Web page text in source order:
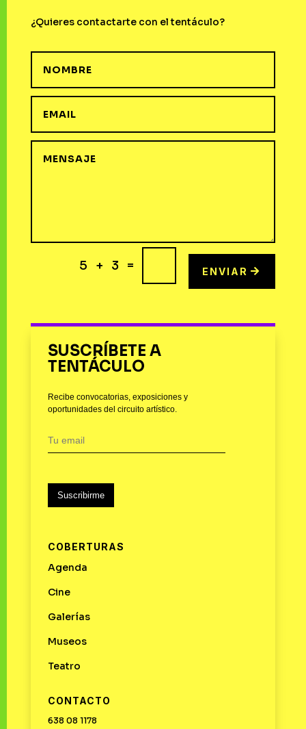
¿Quieres contactarte con el tentáculo?
5 + 3 = ENVIAR
SUSCRÍBETE A
TENTÁCULO
Recibe convocatorias, exposiciones y
oportunidades del circuito artístico.
Suscribirme
COBERTURAS
Agenda
Cine
Galerías
Museos
Teatro
CONTACTO
638 08 1178